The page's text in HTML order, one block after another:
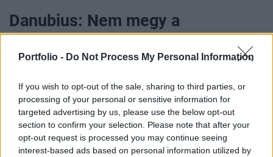
Portfolio - Do Not Process My Personal Information
If you wish to opt-out of the sale, sharing to third parties, or
processing of your personal or sensitive information for
targeted advertising by us, please use the below opt-out
section to confirm your selection. Please note that after your
opt-out request is processed you may continue seeing
interest-based ads based on personal information utilized by
Danubius: Nem megy a
gyógyszállodáknak...
2006. február 14. 07:50
A várakozásoktól elmaradó negyedik negyedéves
bevételről és eredményről számolt be a Danubius
Hotels, holott az ágazatban kedvező tendenciák